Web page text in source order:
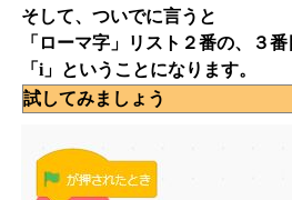
そして、ついでに言うと
「ローマ字」リスト２番の、３
「i」ということになります。
試してみましょう